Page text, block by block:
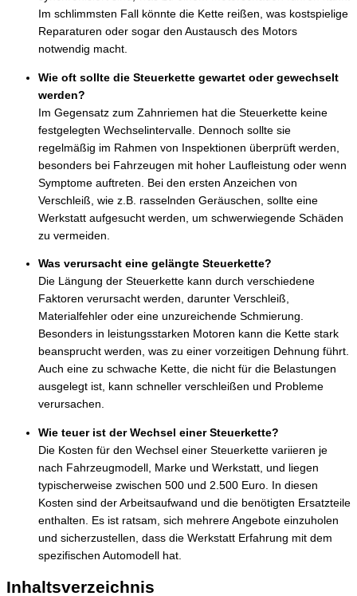
Im schlimmsten Fall könnte die Kette reißen, was kostspielige
Reparaturen oder sogar den Austausch des Motors
notwendig macht.
Wie oft sollte die Steuerkette gewartet oder gewechselt
werden?
Im Gegensatz zum Zahnriemen hat die Steuerkette keine
festgelegten Wechselintervalle. Dennoch sollte sie
regelmäßig im Rahmen von Inspektionen überprüft werden,
besonders bei Fahrzeugen mit hoher Laufleistung oder wenn
Symptome auftreten. Bei den ersten Anzeichen von
Verschleiß, wie z.B. rasselnden Geräuschen, sollte eine
Werkstatt aufgesucht werden, um schwerwiegende Schäden
zu vermeiden.
Was verursacht eine gelängte Steuerkette?
Die Längung der Steuerkette kann durch verschiedene
Faktoren verursacht werden, darunter Verschleiß,
Materialfehler oder eine unzureichende Schmierung.
Besonders in leistungsstarken Motoren kann die Kette stark
beansprucht werden, was zu einer vorzeitigen Dehnung führt.
Auch eine zu schwache Kette, die nicht für die Belastungen
ausgelegt ist, kann schneller verschleißen und Probleme
verursachen.
Wie teuer ist der Wechsel einer Steuerkette?
Die Kosten für den Wechsel einer Steuerkette variieren je
nach Fahrzeugmodell, Marke und Werkstatt, und liegen
typischerweise zwischen 500 und 2.500 Euro. In diesen
Kosten sind der Arbeitsaufwand und die benötigten Ersatzteile
enthalten. Es ist ratsam, sich mehrere Angebote einzuholen
und sicherzustellen, dass die Werkstatt Erfahrung mit dem
spezifischen Automodell hat.
Inhaltsverzeichnis